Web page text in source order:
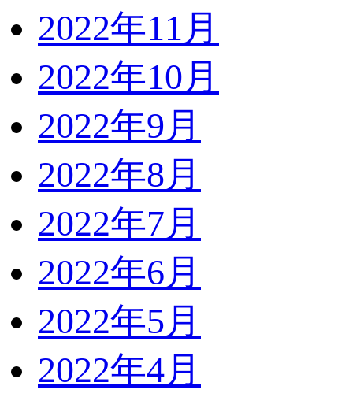
2022年11月
2022年10月
2022年9月
2022年8月
2022年7月
2022年6月
2022年5月
2022年4月